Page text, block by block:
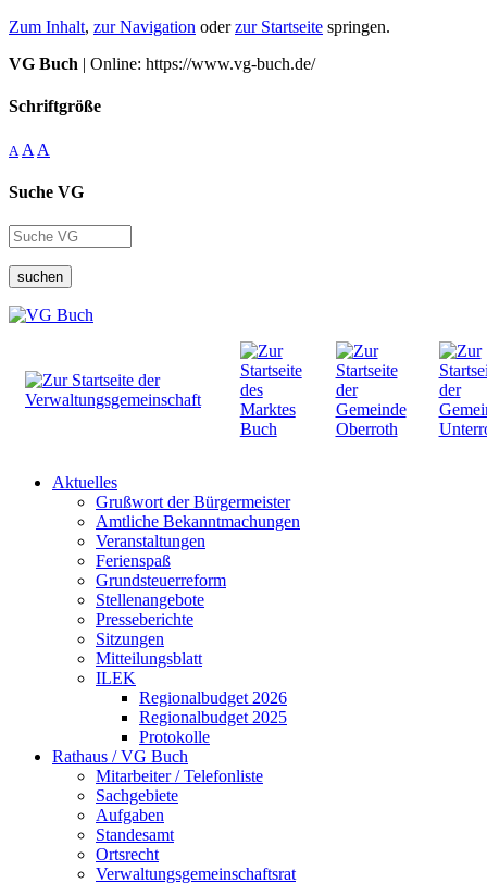
Zum Inhalt, zur Navigation oderzur Startseite springen.
VG Buch | Online: https://www.vg-buch.de/
Schriftgröße
A A A
Suche VG
suchen
Aktuelles
Grußwort der Bürgermeister
Amtliche Bekanntmachungen
Veranstaltungen
Ferienspaß
Grundsteuerreform
Stellenangebote
Presseberichte
Sitzungen
Mitteilungsblatt
ILEK
Regionalbudget 2026
Regionalbudget 2025
Protokolle
Rathaus / VG Buch
Mitarbeiter / Telefonliste
Sachgebiete
Aufgaben
Standesamt
Ortsrecht
Verwaltungsgemeinschaftsrat